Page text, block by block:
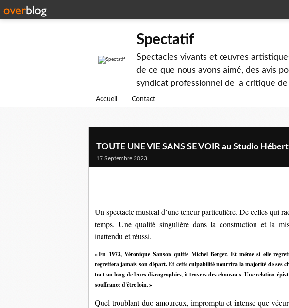
Spectatif
Spectacles vivants et œuvres
de ce que nous avons aimé, des avis
syndicat professionnel de la critique
Accueil Contact
TOUTE UNE VIE SANS SE VOIR au Studio
17 Septembre 2023
Un spectacle musical d’une teneur particulière. De celles qui
temps. Une qualité singulière dans la construction et la
inattendu etréussi.
«En 1973, Véronique Sanson quitte Michel Berger. Et même si elle
regrettera jamais son départ. Et cette culpabilité nourrira la majorité de ses
tout au long de leurs discographies, à travers des chansons.Une relation
souffrance d'être loin.»
Quel troublant duo amoureux, impromptu et intense que